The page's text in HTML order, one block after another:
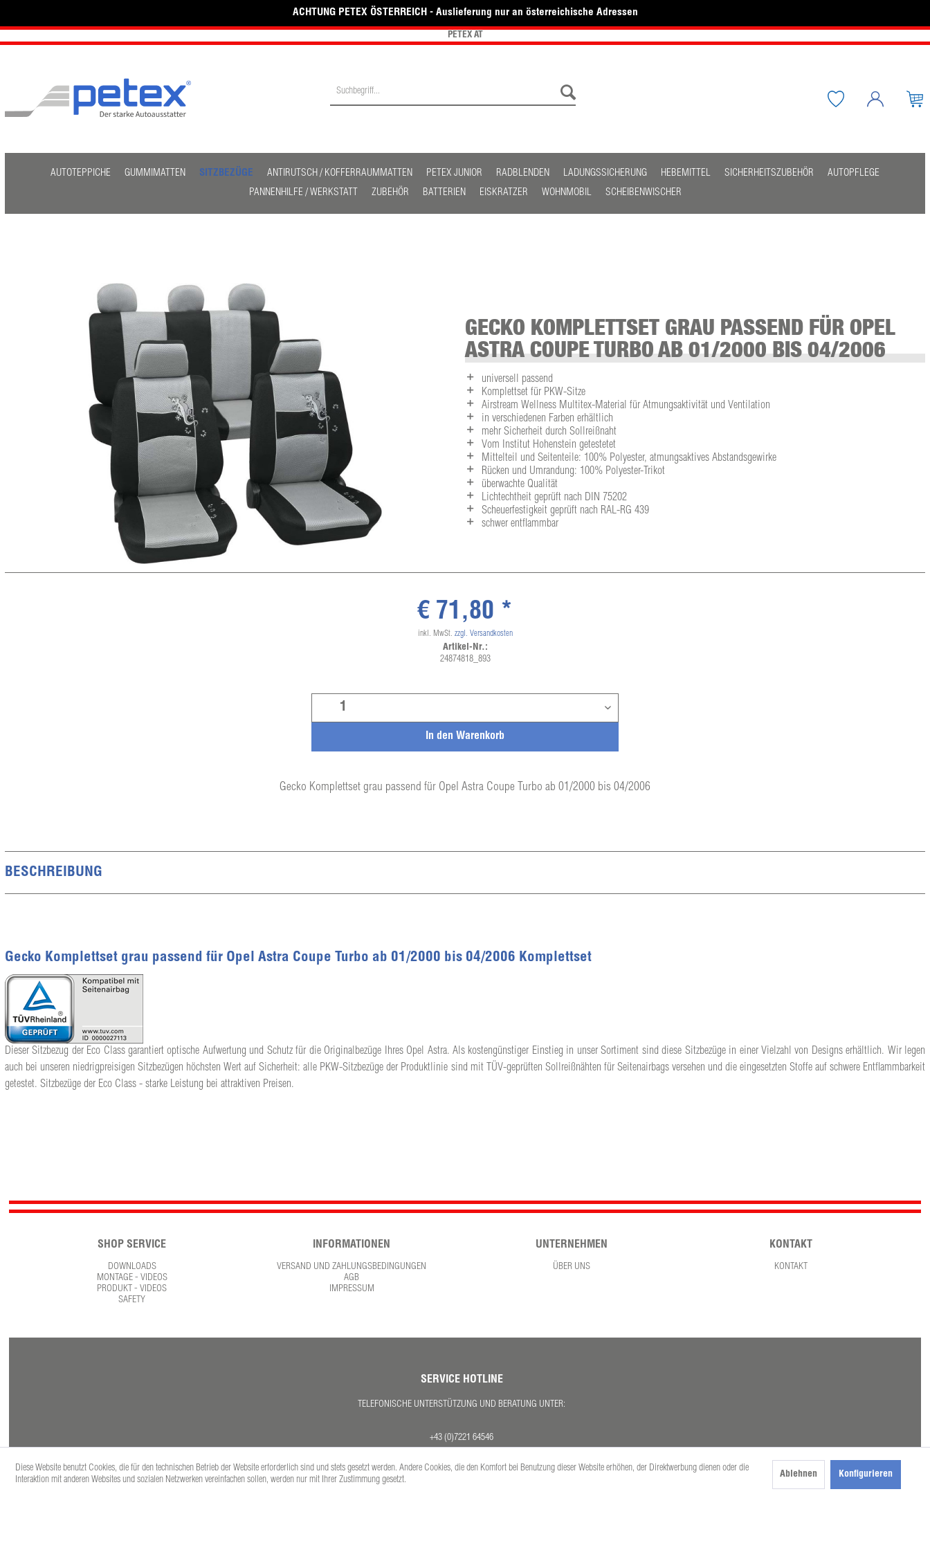
ACHTUNG PETEX ÖSTERREICH - Auslieferung nur an österreichische Adressen
PETEX AT
AUTOTEPPICHE GUMMIMATTEN SITZBEZÜGE ANTIRUTSCH / KOFFERRAUMMATTEN PETEX JUNIOR RADBLENDEN LADUNGSSICHERUNG HEBEMITTEL SICHERHEITSZUBEHÖR
AUTOPFLEGE
PANNENHILFE / WERKSTATT
ZUBEHÖR BATTERIEN EISKRATZER WOHNMOBIL SCHEIBENWISCHER
GECKO KOMPLETTSET GRAU PASSEND FÜR OPEL
ASTRA COUPE TURBO AB 01/2000 BIS 04/2006
universell passend
Komplettset für PKW-Sitze
Airstream Wellness Multitex-Material für Atmungsaktivität und Ventilation
in verschiedenen Farben erhältlich
mehr Sicherheit durch Sollreißnaht
Vom Institut Hohenstein getestetet
Mittelteil und Seitenteile: 100% Polyester, atmungsaktives Abstandsgewirke
Rücken und Umrandung: 100% Polyester-Trikot
überwachte Qualität
Lichtechtheit geprüft nach DIN 75202
Scheuerfestigkeit geprüft nach RAL-RG 439
schwer entflammbar
Gecko Komplettset grau passend für Opel Astra Coupe Turbo ab 01/2000 bis 04/2006
In den Warenkorb
€ 71,80 *
inkl. MwSt. zzgl. Versandkosten
Artikel-Nr.:
24874818_893
BESCHREIBUNG
Gecko Komplettset grau passend für Opel Astra Coupe Turbo ab 01/2000 bis 04/2006 Komplettset
Dieser Sitzbezug der Eco Class garantiert optische Aufwertung und Schutz für die Originalbezüge Ihres Opel Astra. Als kostengünstiger Einstieg in unser Sortiment sind diese Sitzbezüge in einer Vielzahl von Designs erhältlich. Wir legen
auch bei unseren niedrigpreisigen Sitzbezügen höchsten Wert auf Sicherheit: alle PKW-Sitzbezüge der Produktlinie sind mit TÜV-geprüften Sollreißnähten für Seitenairbags versehen und die eingesetzten Stoffe auf schwere Entflammbarkeit
getestet. Sitzbezüge der Eco Class - starke Leistung bei attraktiven Preisen.
SHOP SERVICE
DOWNLOADS
MONTAGE - VIDEOS
PRODUKT - VIDEOS
SAFETY
INFORMATIONEN
VERSAND UND ZAHLUNGSBEDINGUNGEN
AGB
IMPRESSUM
UNTERNEHMEN
ÜBER UNS
KONTAKT
KONTAKT
SERVICE HOTLINE
TELEFONISCHE UNTERSTÜTZUNG UND BERATUNG UNTER:
+43 (0)7221 64546
FR. 08:00 - 12:30 UHR
Diese Website benutzt Cookies, die für den technischen Betrieb der Website erforderlich sind und stets gesetzt werden. Andere Cookies, die den Komfort bei Benutzung dieser Website erhöhen, der Direktwerbung dienen oder die
Interaktion mit anderen Websites und sozialen Netzwerken vereinfachen sollen, werden nur mit Ihrer Zustimmung gesetzt.
Ablehnen Konfigurieren